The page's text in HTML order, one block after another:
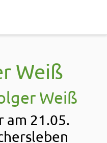
Weiß
Weiß
am 21.05.